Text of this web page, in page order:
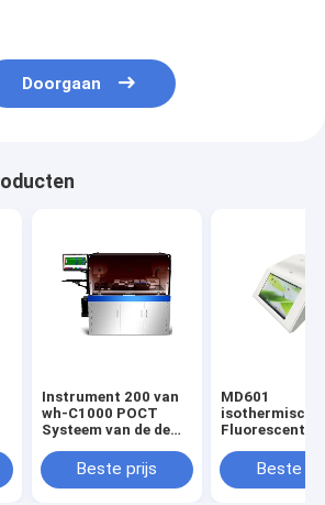
Doorgaan
Instrument 200 van
wh-C1000 POCT
Systeem van de de
van Tests/H het
Automatische
Beste prijs
MD601
isothermische
Ontworpen
Gevoeligheid
Beste